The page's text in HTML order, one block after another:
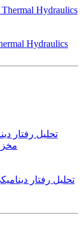
Hydraulics
تحلیل رفتار